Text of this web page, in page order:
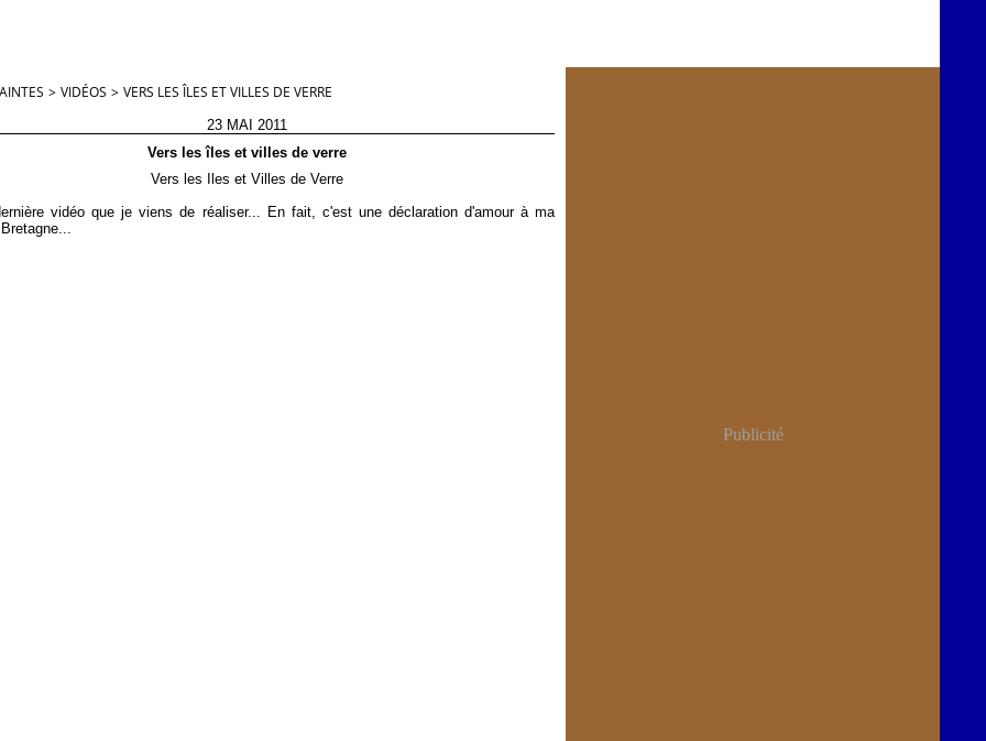
> VIDÉOS > VERS LES ÎLES ET VILLES DE VERRE
23 MAI 2011
Vers les îles et villes de verre
Vers les Iles et Villes de Verre
vidéo que je viens de réaliser... En fait, c'est une déclaration d'amour à ma
Publicité